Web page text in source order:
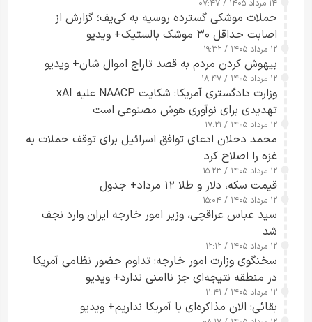
۱۴ مرداد ۱۴۰۵ / ۰۷:۴۷
حملات موشکی گسترده روسیه به کی‌یف؛ گزارش از
اصابت حداقل ۳۰ موشک بالستیک+ ویدیو
۱۲ مرداد ۱۴۰۵ / ۱۹:۳۲
بیهوش کردن مردم به قصد تاراج اموال شان+ ویدیو
۱۲ مرداد ۱۴۰۵ / ۱۸:۴۷
وزارت دادگستری آمریکا: شکایت NAACP علیه xAI
تهدیدی برای نوآوری هوش مصنوعی است
۱۲ مرداد ۱۴۰۵ / ۱۷:۲۱
محمد دحلان ادعای توافق اسرائیل برای توقف حملات به
غزه را اصلاح کرد
۱۲ مرداد ۱۴۰۵ / ۱۵:۲۳
قیمت سکه، دلار و طلا ۱۲ مرداد+ جدول
۱۲ مرداد ۱۴۰۵ / ۱۵:۰۴
سید عباس عراقچی، وزیر امور خارجه ایران وارد نجف
شد
۱۲ مرداد ۱۴۰۵ / ۱۲:۱۲
سخنگوی وزارت امور خارجه: تداوم حضور نظامی آمریکا
در منطقه نتیجه‌ای جز ناامنی ندارد+ ویدیو
۱۲ مرداد ۱۴۰۵ / ۱۱:۴۱
بقائی: الان مذاکره‌ای با آمریکا نداریم+ ویدیو